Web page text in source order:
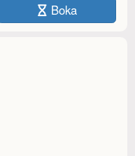
Boka